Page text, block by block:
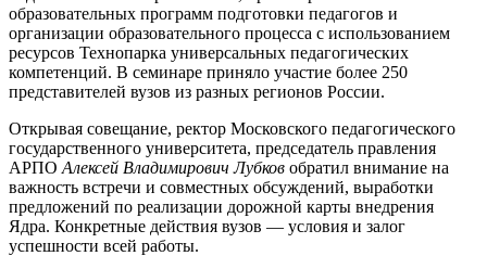
образовательных программ подготовки педагогов и
организации образовательного процесса с использованием
ресурсов Технопарка универсальных педагогических
компетенций. В семинаре приняло участие более 250
представителей вузов из разных регионов России.
Открывая совещание, ректор Московского педагогического
государственного университета, председатель правления
АРПО Алексей Владимирович Лубков обратил внимание на
важность встречи и совместных обсуждений, выработки
предложений по реализации дорожной карты внедрения
Ядра. Конкретные действия вузов — условия и залог
успешности всей работы.